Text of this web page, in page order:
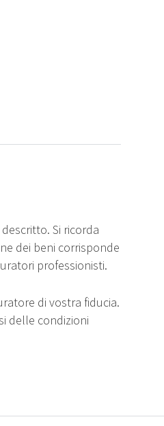
Si ricorda
dei beni corrisponde
professionisti.
di vostra fiducia.
delle condizioni